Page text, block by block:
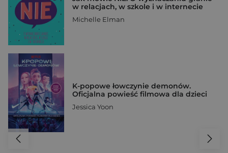
w relacjach, w szkole i w internecie
Michelle Elman
K-popowe łowczynie demonów.
Oficjalna powieść filmowa dla dzieci
Jessica Yoon